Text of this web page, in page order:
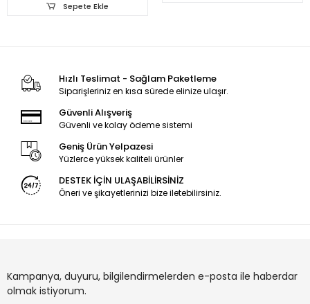
Sepete Ekle
Hızlı Teslimat - Sağlam Paketleme
Siparişleriniz en kısa sürede elinize ulaşır.
Güvenli Alışveriş
Güvenli ve kolay ödeme sistemi
Geniş Ürün Yelpazesi
Yüzlerce yüksek kaliteli ürünler
DESTEK İÇİN ULAŞABİLİRSİNİZ
Öneri ve şikayetlerinizi bize iletebilirsiniz.
Kampanya, duyuru, bilgilendirmelerden e-posta ile haberdar
olmak istiyorum.